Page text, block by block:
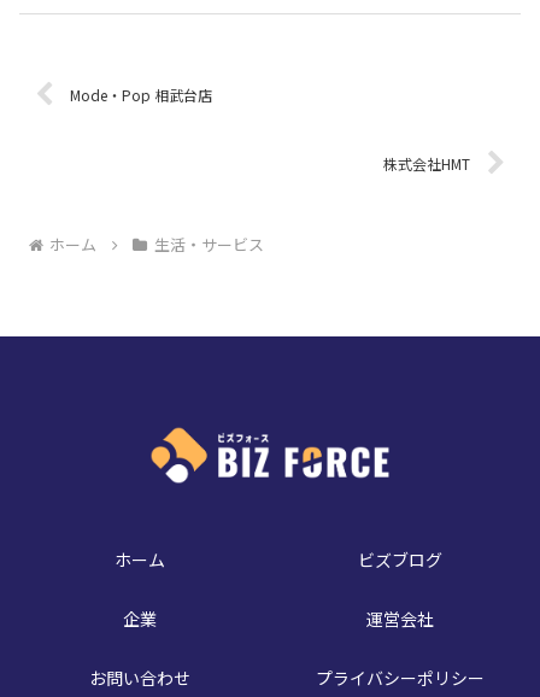
Mode・Pop 相武台店
株式会社HMT
ホーム 生活・サービス
ホーム ビズブログ
企業 運営会社
お問い合わせ プライバシーポリシー